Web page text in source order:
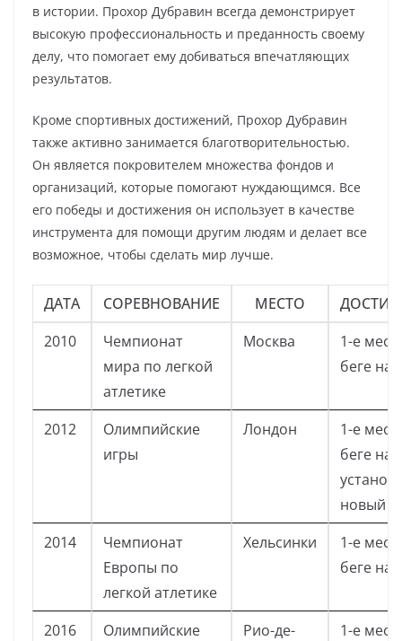
в истории. Прохор Дубравин всегда демонстрирует
высокую профессиональность и преданность своему
делу, что помогает ему добиваться впечатляющих
результатов.
Кроме спортивных достижений, Прохор Дубравин
также активно занимается благотворительностью.
Он является покровителем множества фондов и
организаций, которые помогают нуждающимся. Все
его победы и достижения он использует в качестве
инструмента для помощи другим людям и делает все
возможное, чтобы сделать мир лучше.
ДАТА СОРЕВНОВАНИЕ МЕСТО
2010
Чемпионат
мира по легкой
атлетике
Москва
1-е
беге на
2012
Олимпийские
игры
Лондон
1-е
беге на
новый
2014
Чемпионат
Европы по
легкой атлетике
Хельсинки
1-е
беге на
2016
Олимпийские
Рио-де-
1-е